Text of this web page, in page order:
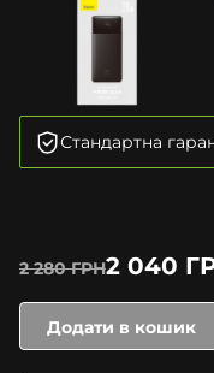
Стандартна
2 280 ГРН2 040
Додати в кошик